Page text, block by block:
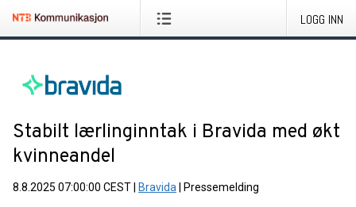
LOGG INN
Stabilt lærlinginntak i Bravida med økt
kvinneandel
8.8.2025 07:00:00 CEST Bravida Pressemelding